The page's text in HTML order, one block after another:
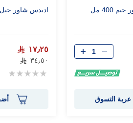
الكمية
التسوق
اديدس شاور جيل
١٧٫٢٥
٣٤٫٥٠
Rating: